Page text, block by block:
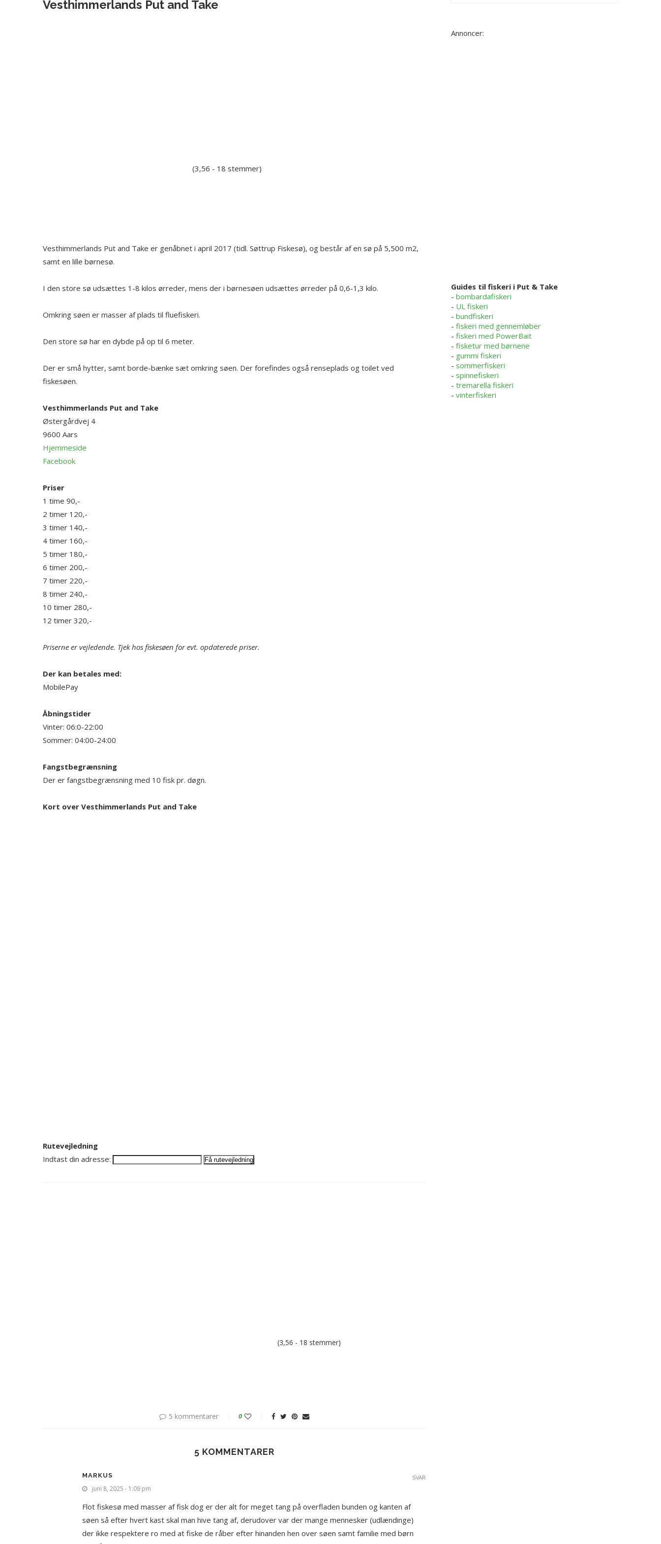
Vesthimmerlands Put and Take
(3,56 - 18 stemmer)
Vesthimmerlands Put and Take er genåbnet i april 2017 (tidl. Søttrup Fiskesø), og består af en sø på 5,500 m2,
samt en lille børnesø.
I den store sø udsættes 1-8 kilos ørreder, mens der i børnesøen udsættes ørreder på 0,6-1,3 kilo.
Omkring søen er masser af plads til fluefiskeri.
Den store sø har en dybde på op til 6 meter.
Der er små hytter, samt borde-bænke sæt omkring søen. Der forefindes også renseplads og toilet ved
fiskesøen.
Vesthimmerlands Put and Take
Østergårdvej 4
9600 Aars
Hjemmeside
Facebook
Priser
1 time 90,-
2 timer 120,-
3 timer 140,-
4 timer 160,-
5 timer 180,-
6 timer 200,-
7 timer 220,-
8 timer 240,-
10 timer 280,-
12 timer 320,-
Priserne er vejledende. Tjek hos fiskesøen for evt. opdaterede priser.
Der kan betales med:
MobilePay
Åbningstider
Vinter: 06:0-22:00
Sommer: 04:00-24:00
Fangstbegrænsning
Der er fangstbegrænsning med 10 fisk pr. døgn.
Kort over Vesthimmerlands Put and Take
Rutevejledning
Indtast din adresse:
(3,56 - 18 stemmer)
5 kommentarer 0
5 KOMMENTARER
MARKUS
juni 8, 2025 - 1:09 pm
Flot fiskesø med masser af fisk dog er der alt for meget tang på overfladen bunden og kanten af
søen så efter hvert kast skal man hive tang af, derudover var der mange mennesker (udlændinge)
der ikke respektere ro med at fiske de råber efter hinanden hen over søen samt familie med børn
SVAR
Annoncer:
Guides til fiskeri i Put & Take
- bombardafiskeri
- UL fiskeri
- bundfiskeri
- fiskeri med gennemløber
- fiskeri med PowerBait
- fisketur med børnene
- gummi fiskeri
- sommerfiskeri
- spinnefiskeri
- tremarella fiskeri
- vinterfiskeri